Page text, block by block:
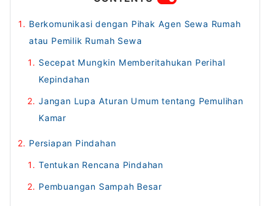
Berkomunikasi dengan Pihak Agen Sewa Rumah
atau Pemilik Rumah Sewa
Secepat Mungkin Memberitahukan Perihal
Kepindahan
Jangan Lupa Aturan Umum tentang Pemulihan
Kamar
Persiapan Pindahan
Tentukan Rencana Pindahan
Pembuangan Sampah Besar